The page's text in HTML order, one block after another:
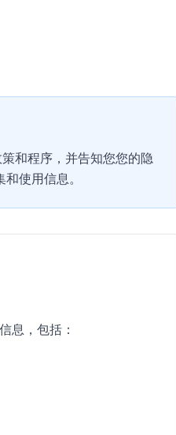
和程序，并告知您您的隐
使用信息。
息，包括：